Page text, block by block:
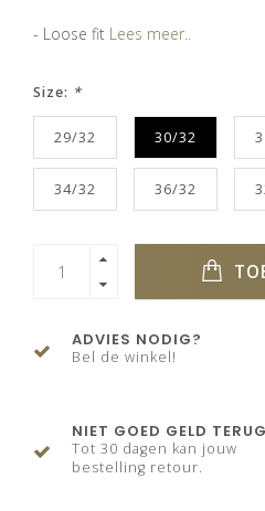
- Loose fit Lees meer..
Size: *
29/32 30/32
34/32 36/32
ADVIES NODIG?
Bel de winkel!
NIET GOED GELD TERUG
Tot 30 dagen kan jouw
bestelling retour.